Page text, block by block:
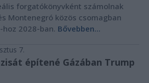
forgatókönyvként számolnak
Montenegró közös csomagban
2028-ban. Bővebben...
7.
építené Gázában Trump